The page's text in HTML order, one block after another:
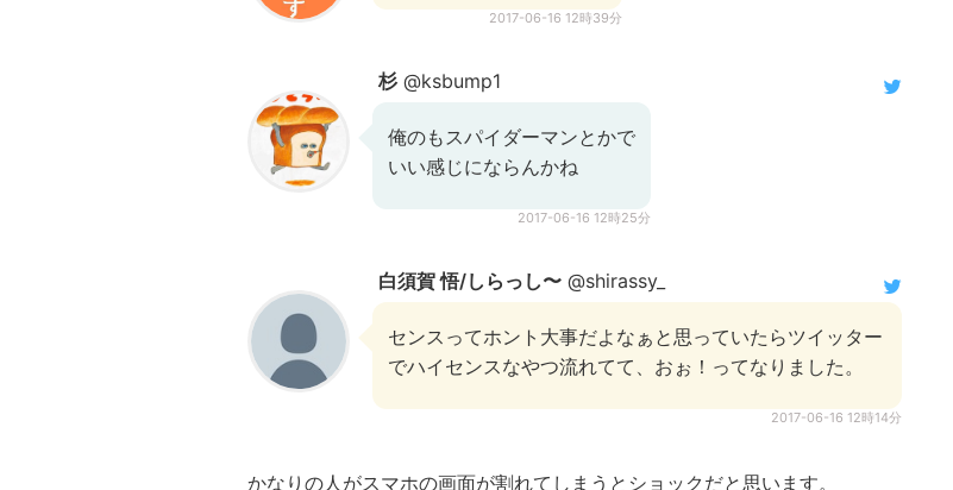
2017-06-16 12時39分
杉 @ksbump1
俺のもスパイダーマンとかで
いい感じにならんかね
2017-06-16 12時25分
白須賀 悟/しらっし〜 @shirassy_
センスってホント大事だよなぁと思っていたらツイッター
でハイセンスなやつ流れてて、おぉ！ってなりました。
2017-06-16 12時14分
かなりの人がスマホの画面が割れてしまうとショックだと思います。